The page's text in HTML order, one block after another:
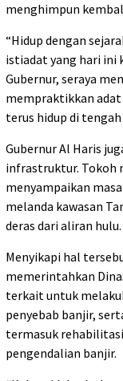
menghimpun
“Hidup dengan
istiadat yang hari ini
Gubernur, seraya
mempraktikkan
terus hidup di
Gubernur Al Haris
infrastruktur. Tokoh
menyampaikan
melanda kawasan
deras dari aliran hulu.
Menyikapi hal
memerintahkan
terkait untuk
penyebab banjir,
termasuk
pengendalian banjir.